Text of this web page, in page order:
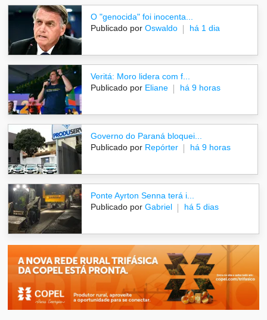
O "genocida" foi inocenta...
Publicado por Oswaldo há 1 dia
Veritá: Moro lidera com f...
Publicado por Eliane há 9 horas
Governo do Paraná bloquei...
Publicado por Repórter há 9 horas
Ponte Ayrton Senna terá i...
Publicado por Gabriel há 5 dias